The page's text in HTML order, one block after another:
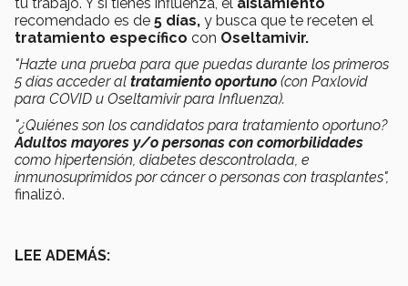
tu trabajo. Y si tienes influenza, el aislamiento
recomendado es de 5 días, y busca que te receten el
tratamiento específico con Oseltamivir.
"Hazte una prueba para que puedas durante los primeros
5 días acceder al tratamiento oportuno (con Paxlovid
para COVID u Oseltamivir para Influenza).
"¿Quiénes son los candidatos para tratamiento oportuno?
Adultos mayores y/o personas con comorbilidades
como hipertensión, diabetes descontrolada, e
inmunosuprimidos por cáncer o personas con trasplantes",
finalizó.
LEE ADEMÁS: